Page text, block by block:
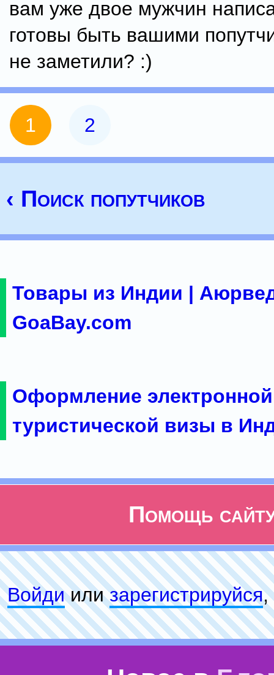
вам уже двое мужчин
готовы быть вашими
не заметили? :)
1 2
‹ Поиск попутчиков
Товары из Индии |
GoaBay.com
Оформление электронной
туристической визы в
Помощь
Войдиилизарeгиcтpируйся,